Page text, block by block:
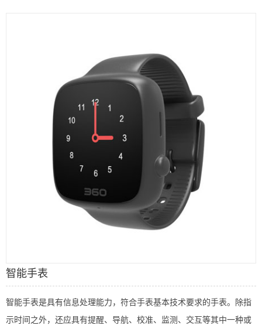
智能手表
智能手表是具有信息处理能力，符合手表基本技术要求的手表。除指
示时间之外，还应具有提醒、导航、校准、监测、交互等其中一种或